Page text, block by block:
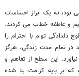
بود، نه یک ابراز احساسات
و عاطفه خطاب می کردند.
توام با احترام را
در تمام مدت زندگی، هرگز
این سطح از تفاهم و
بر پایه کرامت بنا شده